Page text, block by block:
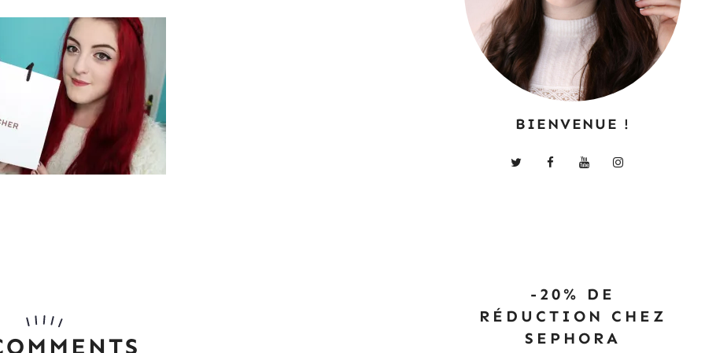
BIENVENUE !
-20% DE
RÉDUCTION CHEZ
SEPHORA